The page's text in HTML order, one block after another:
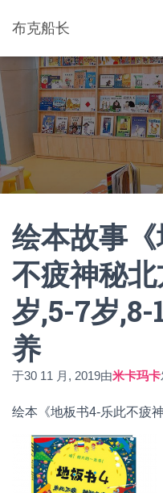
布克船长
绘本故事
不疲神秘
岁,5-7岁,8-
养
于30 11 月, 2019由米卡玛卡
绘本《地板书4-乐此不疲